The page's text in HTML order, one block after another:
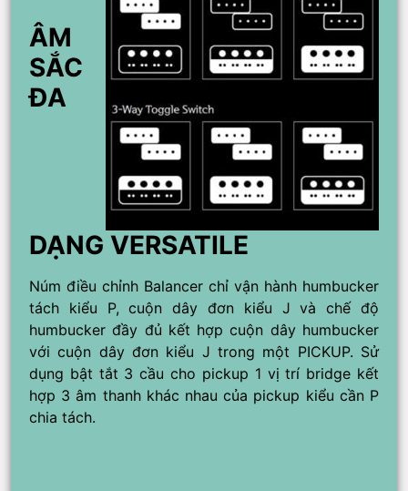
ÂM
SẮC
ĐA
DẠNG VERSATILE
Núm điều chỉnh Balancer chỉ vận hành humbucker
tách kiểu P, cuộn dây đơn kiểu J và chế độ
humbucker đầy đủ kết hợp cuộn dây humbucker
với cuộn dây đơn kiểu J trong một PICKUP. Sử
dụng bật tắt 3 cầu cho pickup 1 vị trí bridge kết
hợp 3 âm thanh khác nhau của pickup kiểu cần P
chia tách.